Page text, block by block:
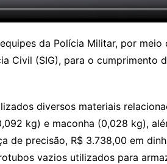
da Polícia Militar, por meio
Civil (SIG), para o cumprimento
diversos materiais
kg) e maconha (0,028 kg),
de precisão, R$ 3.738,00 em
vazios utilizados para